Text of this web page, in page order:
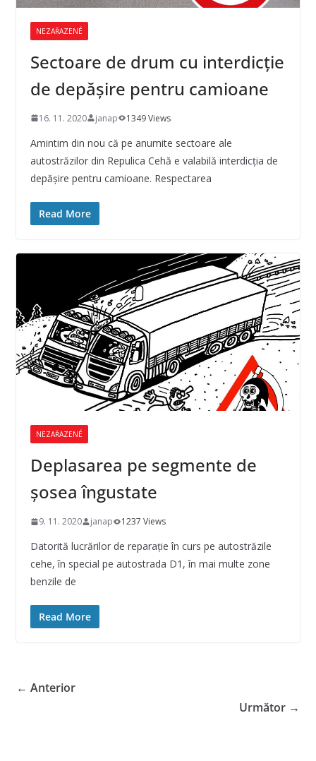
NEZAŘAZENÉ
Sectoare de drum cu interdicţie
de depăşire pentru camioane
16. 11. 2020 janap 1349 Views
Amintim din nou că pe anumite sectoare ale
autostrăzilor din Repulica Cehă e valabilă interdicţia de
depăşire pentru camioane. Respectarea
Read More
NEZAŘAZENÉ
Deplasarea pe segmente de
şosea îngustate
9. 11. 2020 janap 1237 Views
Datorită lucrărilor de reparaţie în curs pe autostrăzile
cehe, în special pe autostrada D1, în mai multe zone
benzile de
Read More
← Anterior
Următor →